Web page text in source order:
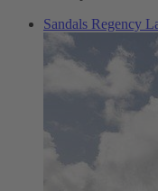
Sandals Regency